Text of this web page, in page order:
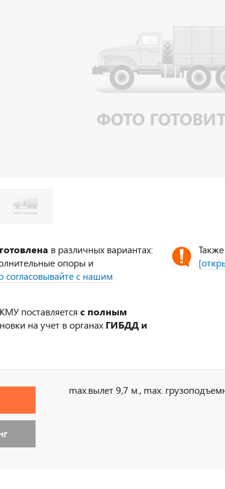
в различных вариантах:
опоры и
согласовывайте с нашим
поставляется с полным
на учет в органах ГИБДД и
max.вылет 9,7 м., max.